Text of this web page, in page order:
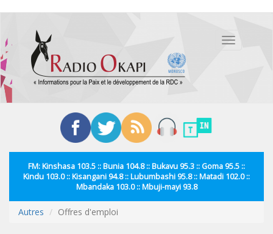
contenu
principal
Toggle
FM: Kinshasa 103.5 :: Bunia 104.8 :: Bukavu 95.3 :: Goma 95.5 ::
Kindu 103.0 :: Kisangani 94.8 :: Lubumbashi 95.8 :: Matadi 102.0 ::
Mbandaka 103.0 :: Mbuji-mayi 93.8
Autres Offres d'emploi